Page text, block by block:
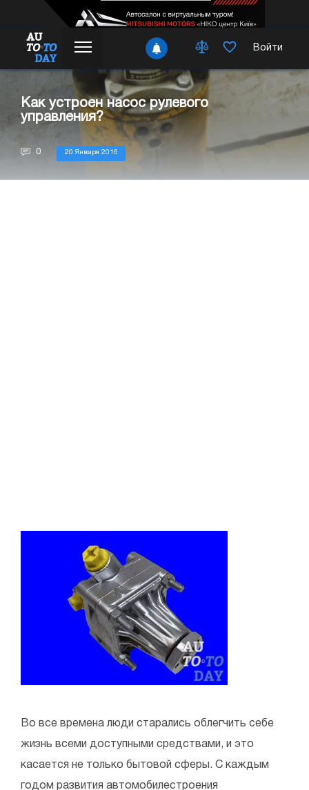
Войти
Как устроен насос рулевого
управления?
0 20 Января 2016
Во все времена люди старались облегчить себе
жизнь всеми доступными средствами, и это
касается не только бытовой сферы. С каждым
годом развития автомобилестроения